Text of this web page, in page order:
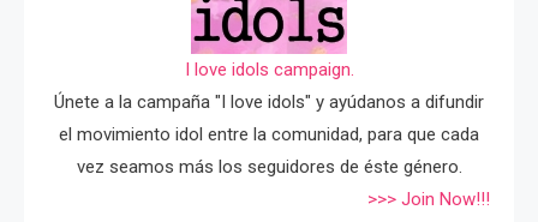
I love idols campaign.
Únete a la campaña "I love idols" y ayúdanos a difundir
el movimiento idol entre la comunidad, para que cada
vez seamos más los seguidores de éste género.
>>> Join Now!!!